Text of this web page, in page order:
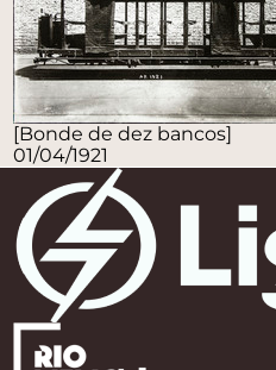
[Bonde de dez bancos]
01/04/1921